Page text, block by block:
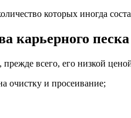
которых иногда
карьерного песка
прежде всего, его низкой
очистку и просеивание;